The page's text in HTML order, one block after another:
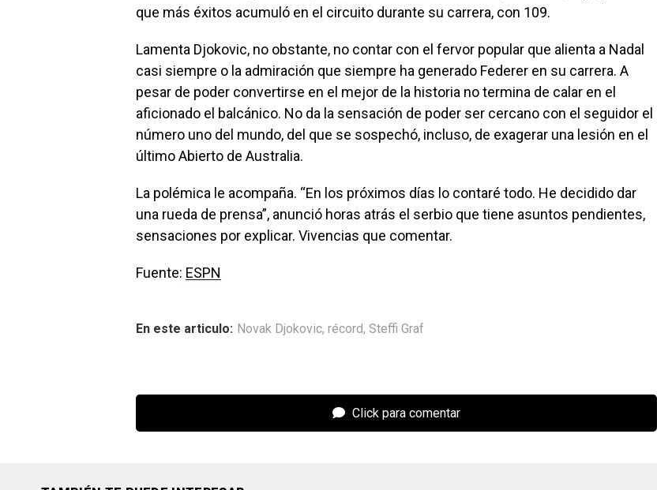
que más éxitos acumuló en el circuito durante su carrera, con 109.
Lamenta Djokovic, no obstante, no contar con el fervor popular que alienta a Nadal
casi siempre o la admiración que siempre ha generado Federer en su carrera. A
pesar de poder convertirse en el mejor de la historia no termina de calar en el
aficionado el balcánico. No da la sensación de poder ser cercano con el seguidor el
número uno del mundo, del que se sospechó, incluso, de exagerar una lesión en el
último Abierto de Australia.
La polémica le acompaña. “En los próximos días lo contaré todo. He decidido dar
una rueda de prensa”, anunció horas atrás el serbio que tiene asuntos pendientes,
sensaciones por explicar. Vivencias que comentar.
Fuente: ESPN
En este articulo: Novak Djokovic, récord, Steffi Graf
Click para comentar